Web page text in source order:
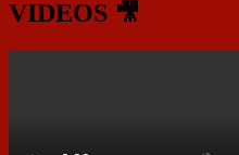
VIDEOS 🎥